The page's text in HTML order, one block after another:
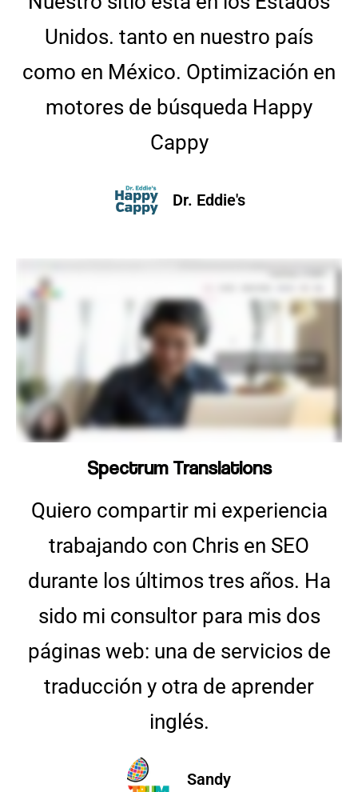
Unidos. tanto en nuestro país
como en México. Optimización en
motores de búsqueda Happy
Cappy
Dr. Eddie's
Spectrum Translations
Quiero compartir mi experiencia
trabajando con Chris en SEO
durante los últimos tres años. Ha
sido mi consultor para mis dos
páginas web: una de servicios de
traducción y otra de aprender
inglés.
Sandy